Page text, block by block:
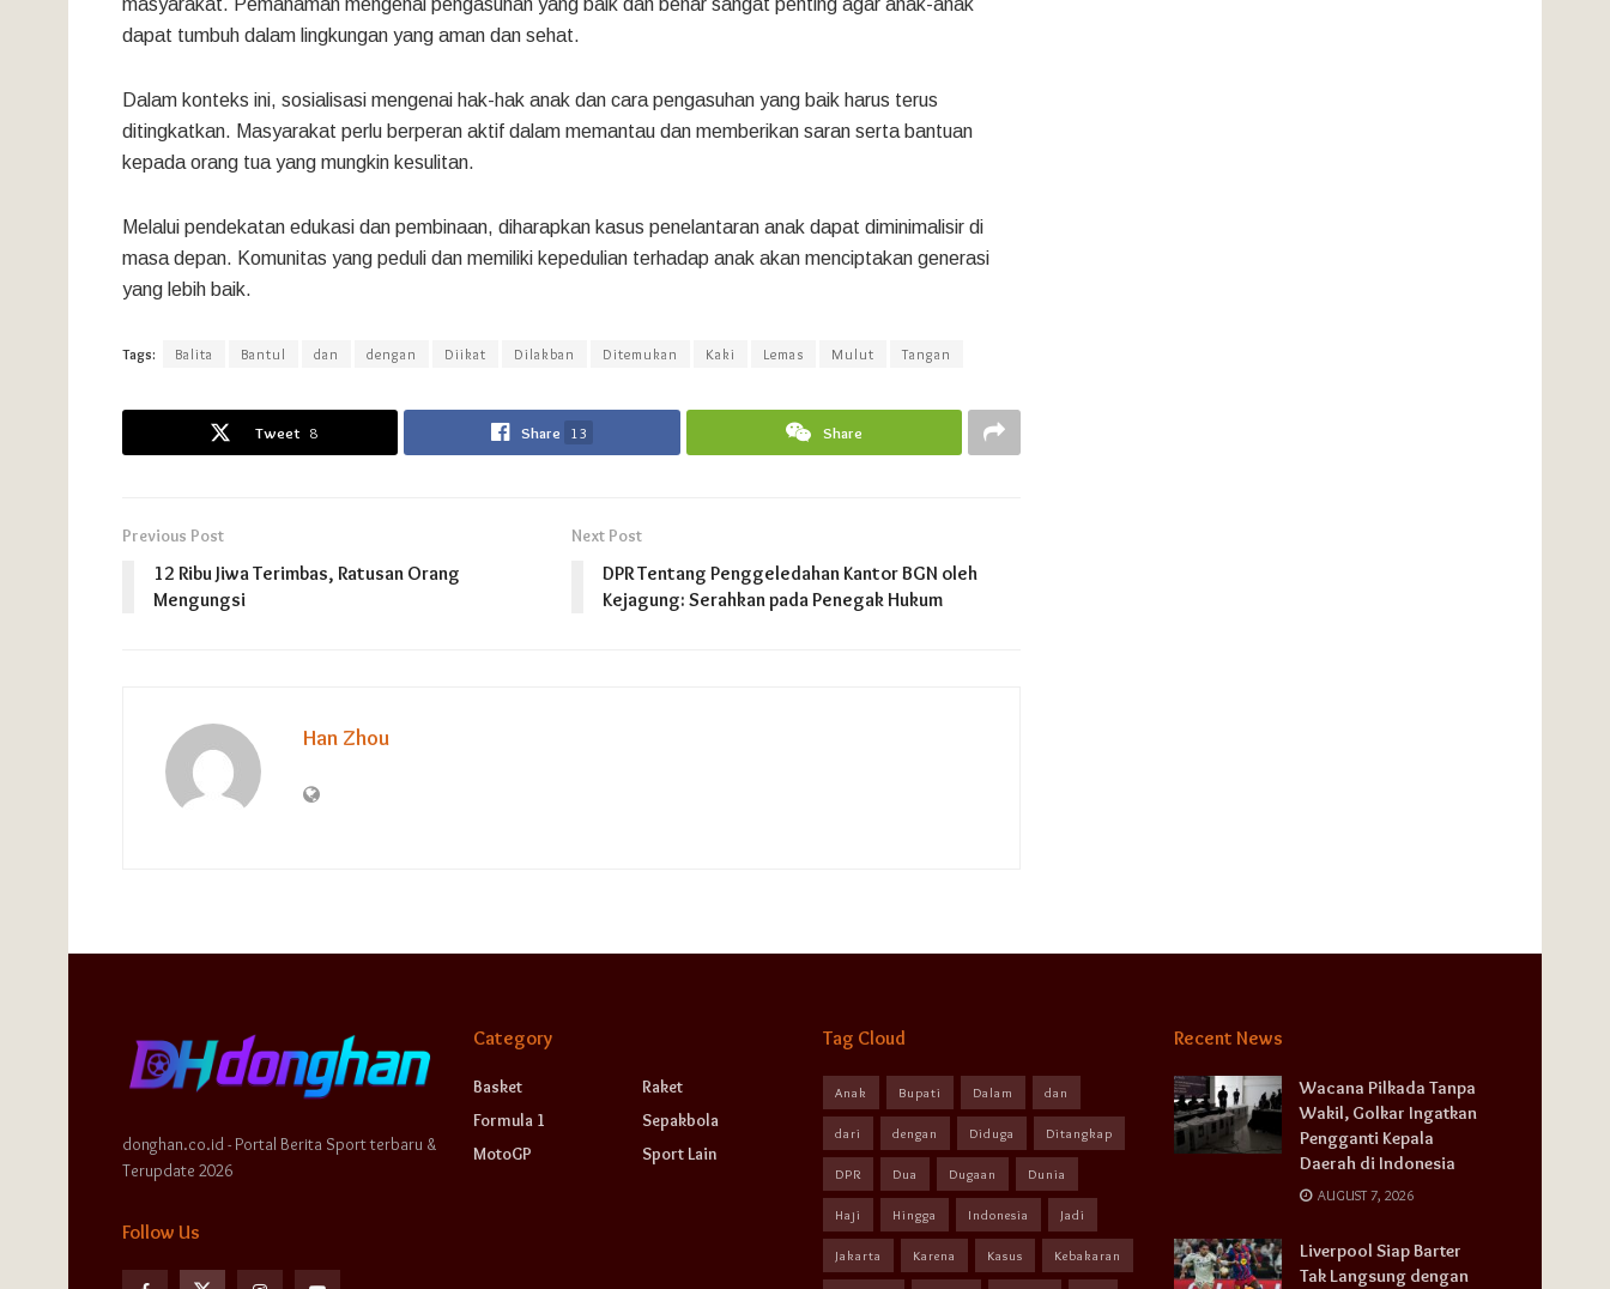
masyarakat. Pemahaman mengenai pengasuhan yang baik dan benar sangat penting agar anak-anak
dapat tumbuh dalam lingkungan yang aman dan sehat.
Dalam konteks ini, sosialisasi mengenai hak-hak anak dan cara pengasuhan yang baik harus terus
ditingkatkan. Masyarakat perlu berperan aktif dalam memantau dan memberikan saran serta bantuan
kepada orang tua yang mungkin kesulitan.
Melalui pendekatan edukasi dan pembinaan, diharapkan kasus penelantaran anak dapat diminimalisir di
masa depan. Komunitas yang peduli dan memiliki kepedulian terhadap anak akan menciptakan generasi
yang lebih baik.
Tags: Balita Bantul dan dengan Diikat Dilakban Ditemukan Kaki Lemas Mulut Tangan
Tweet 8 Share 13 Share
Previous Post
12 Ribu Jiwa Terimbas, Ratusan Orang
Mengungsi
Next Post
DPR Tentang Penggeledahan Kantor BGN oleh
Kejagung: Serahkan pada Penegak Hukum
Han Zhou
donghan.co.id - Portal Berita Sport terbaru &
Terupdate 2026
Follow Us
Category
Basket
Formula 1
MotoGP
Raket
Sepakbola
Sport Lain
Tag Cloud
Anak Bupati Dalam dan
dari dengan Diduga Ditangkap
DPR Dua Dugaan Dunia
Haji Hingga Indonesia Jadi
Jakarta Karena Kasus Kebakaran
Recent News
Wacana Pilkada Tanpa
Wakil, Golkar Ingatkan
Pengganti Kepala
Daerah di Indonesia
AUGUST 7, 2026
Liverpool Siap Barter
Tak Langsung dengan